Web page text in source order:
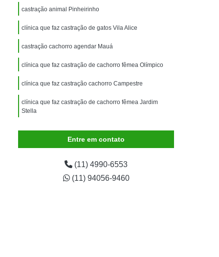
Exame de Radiologia para Animais
Exame de Sangue para Animais
Exame para Animais
Exame para Animais São Caetano
Animal
para Cachorro
Internação para Gatos
Uti Veterinária
Internação Veterinária São Caetano
Canino
Limpeza de Tártaro para Cães
São Caetano
castração animal Pinheirinho
clínica que faz castração de gatos Vila Alice
castração cachorro agendar Mauá
clínica que faz castração de cachorro fêmea Olímpico
clínica que faz castração cachorro Campestre
clínica que faz castração de cachorro fêmea Jardim
Stella
Entre em contato
(11) 4990-6553
(11) 94056-9460